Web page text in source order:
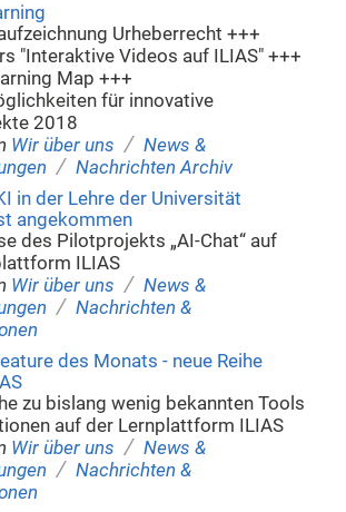
Urheberrecht +++
"Interaktive Videos auf ILIAS" +++
Map +++
für innovative
2018
Wir über uns / News &
/ Nachrichten Archiv
in der Lehre der Universität
angekommen
des Pilotprojekts „AI-Chat“ auf
ILIAS
Wir über uns / News &
/ Nachrichten &
des Monats - neue Reihe
zu bislang wenig bekannten Tools
auf der Lernplattform ILIAS
Wir über uns / News &
/ Nachrichten &